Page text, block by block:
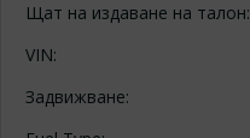
Щат на издаване на талон:
VIN:
Задвижване: